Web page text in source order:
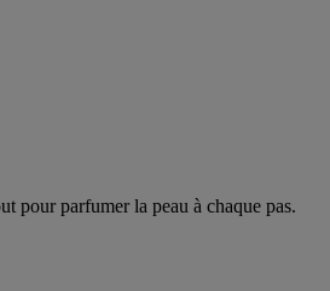
pour parfumer la peau à chaque pas.